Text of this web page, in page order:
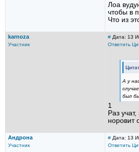
Лоа
чтобы в
Что из
karnoza
Участник
# Дата: 13
Ответить
А у
был
1
Раз
норовит
Андрона
Участник
# Дата: 13
Ответить